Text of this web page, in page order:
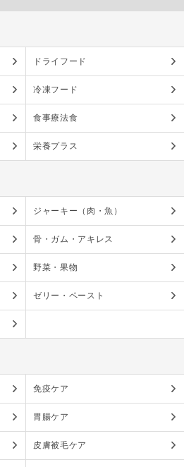
ドライフード
冷凍フード
食事療法食
栄養プラス
ジャーキー（肉・魚）
骨・ガム・アキレス
野菜・果物
ゼリー・ペースト
免疫ケア
胃腸ケア
皮膚被毛ケア